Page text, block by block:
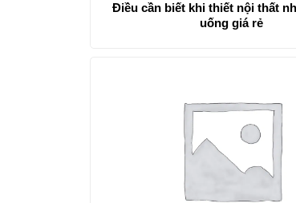
Điều cần biết khi thiết nội thất
uống giá rẻ